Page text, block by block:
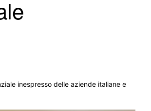
inespresso delle aziende italiane e